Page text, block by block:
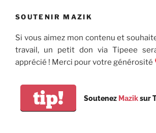
SOUTENIR MAZIK
Si vous aimez mon contenu et
travail, un petit don via Tipeee
apprécié ! Merci pour votre générosité
tip! Soutenez Maziksur